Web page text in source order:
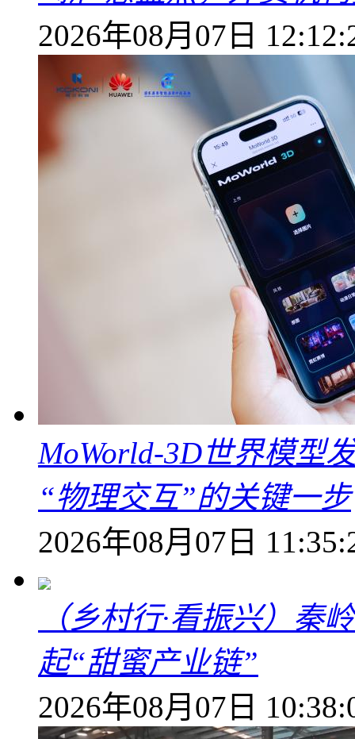
2026年08月07日
MoWorld-3D世界模型
“物理交互”的关键一步
2026年08月07日
（乡村行·看振兴）秦
起“甜蜜产业链”
2026年08月07日